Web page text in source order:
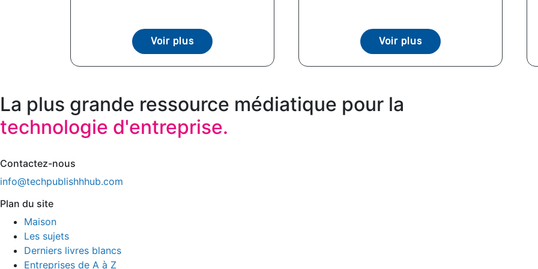
Voir plus Voir plus
La plus grande ressource médiatique pour la
technologie d'entreprise.
Contactez-nous
info@techpublishhhub.com
Plan du site
Maison
Les sujets
Derniers livres blancs
Entreprises de A à Z